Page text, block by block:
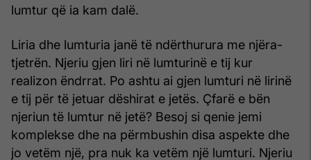
lumtur që ia kam dalë.
Liria dhe lumturia janë të ndërthurura me njëra-
tjetrën. Njeriu gjen liri në lumturinë e tij kur
realizon ëndrrat. Po ashtu ai gjen lumturi në lirinë
e tij për të jetuar dëshirat e jetës. Çfarë e bën
njeriun të lumtur në jetë? Besoj si qenie jemi
komplekse dhe na përmbushin disa aspekte dhe
jo vetëm një, pra nuk ka vetëm një lumturi. Njeriu